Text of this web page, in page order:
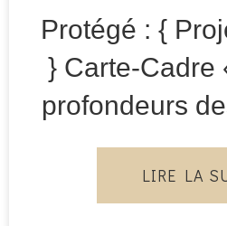
Protégé : {
} Carte-Cadre
profondeurs
LIRE LA